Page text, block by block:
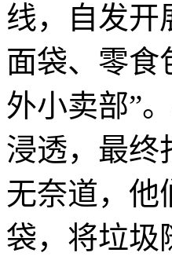
线，自发开
面袋、零食
外小卖部”
浸透，最终
无奈道，他
袋，将垃圾